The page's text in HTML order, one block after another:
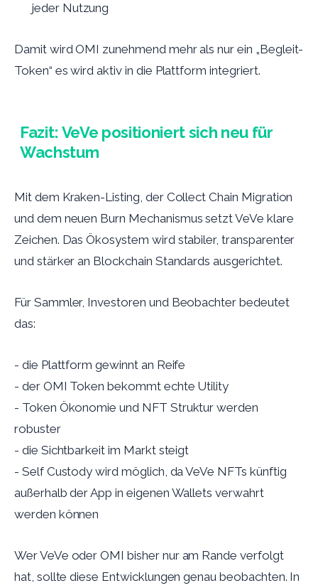
jeder Nutzung
Damit wird OMI zunehmend mehr als nur ein „Begleit-
Token“ es wird aktiv in die Plattform integriert.
Fazit: VeVe positioniert sich neu für
Wachstum
Mit dem Kraken-Listing, der Collect Chain Migration
und dem neuen Burn Mechanismus setzt VeVe klare
Zeichen. Das Ökosystem wird stabiler, transparenter
und stärker an Blockchain Standards ausgerichtet.
Für Sammler, Investoren und Beobachter bedeutet
das:
- die Plattform gewinnt an Reife
- der OMI Token bekommt echte Utility
- Token Ökonomie und NFT Struktur werden
robuster
- die Sichtbarkeit im Markt steigt
- Self Custody wird möglich, da VeVe NFTs künftig
außerhalb der App in eigenen Wallets verwahrt
werden können
Wer VeVe oder OMI bisher nur am Rande verfolgt
hat, sollte diese Entwicklungen genau beobachten. In